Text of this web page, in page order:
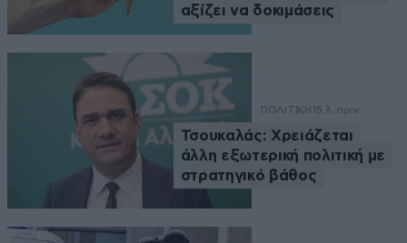
αξίζει να δοκιμάσεις
ΠΟΛΙΤΙΚΗ 15 λ. πριν
Τσουκαλάς: Xρειάζεται
άλλη εξωτερική πολιτική με
στρατηγικό βάθος